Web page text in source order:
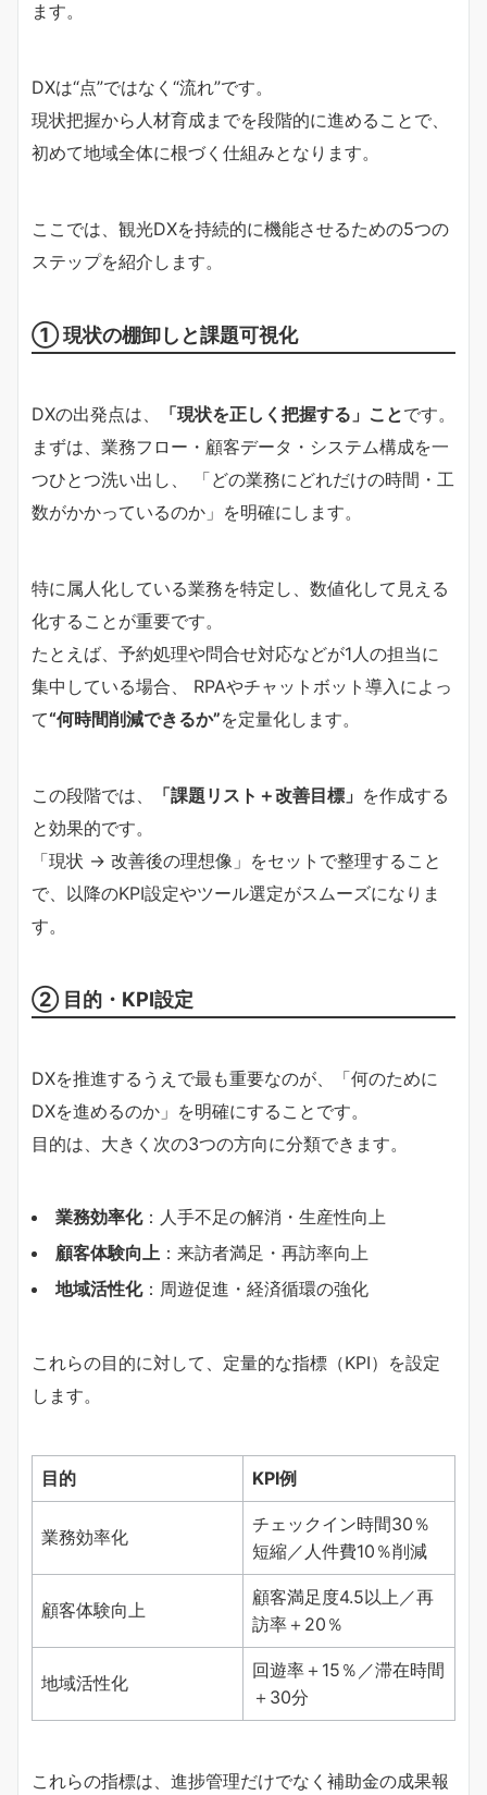
ます。
DXは“点”ではなく“流れ”です。
現状把握から人材育成までを段階的に進めることで、
初めて地域全体に根づく仕組みとなります。
ここでは、観光DXを持続的に機能させるための5つの
ステップを紹介します。
① 現状の棚卸しと課題可視化
DXの出発点は、 「現状を正しく把握する」ことです。
まずは、業務フロー・顧客データ・システム構成を一
つひとつ洗い出し、 「どの業務にどれだけの時間・工
数がかかっているのか」を明確にします。
特に属人化している業務を特定し、数値化して見える
化することが重要です。
たとえば、予約処理や問合せ対応などが1人の担当に
集中している場合、 RPAやチャットボット導入によっ
て“何時間削減できるか”を定量化します。
この段階では、 「課題リスト＋改善目標」 を作成する
と効果的です。
「現状 → 改善後の理想像」をセットで整理すること
で、以降のKPI設定やツール選定がスムーズになりま
す。
② 目的・KPI設定
DXを推進するうえで最も重要なのが、「何のために
DXを進めるのか」を明確にすることです。
目的は、大きく次の3つの方向に分類できます。
業務効率化：人手不足の解消・生産性向上
顧客体験向上 ：来訪者満足・再訪率向上
地域活性化：周遊促進・経済循環の強化
これらの目的に対して、定量的な指標（KPI）を設定
します。
目的 KPI例
業務効率化
チェックイン時間30％
短縮／人件費10％削減
顧客体験向上
顧客満足度4.5以上／再
訪率＋20％
地域活性化
回遊率＋15％／滞在時間
＋30分
これらの指標は、進捗管理だけでなく補助金の成果報